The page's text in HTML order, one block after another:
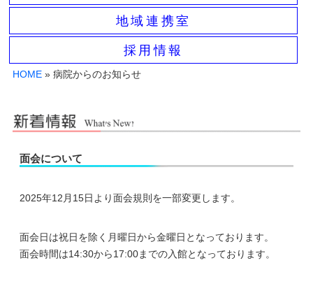
地域連携室
採用情報
HOME» 病院からのお知らせ
面会について
2025年12月15日より面会規則を一部変更します。
面会日は祝日を除く月曜日から金曜日となっております。
面会時間は14:30から17:00までの入館となっております。